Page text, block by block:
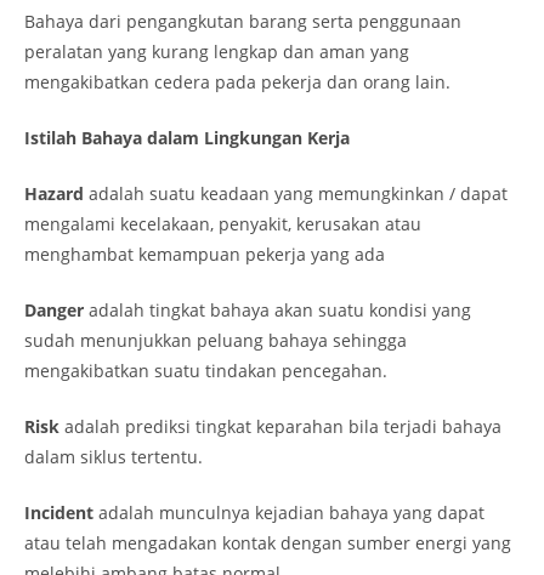
Bahaya dari pengangkutan barang serta penggunaan
peralatan yang kurang lengkap dan aman yang
mengakibatkan cedera pada pekerja dan orang lain.
Istilah Bahaya dalam Lingkungan Kerja
Hazard adalah suatu keadaan yang memungkinkan / dapat
mengalami kecelakaan, penyakit, kerusakan atau
menghambat kemampuan pekerja yang ada
Danger adalah tingkat bahaya akan suatu kondisi yang
sudah menunjukkan peluang bahaya sehingga
mengakibatkan suatu tindakan pencegahan.
Risk adalah prediksi tingkat keparahan bila terjadi bahaya
dalam siklus tertentu.
Incident adalah munculnya kejadian bahaya yang dapat
atau telah mengadakan kontak dengan sumber energi yang